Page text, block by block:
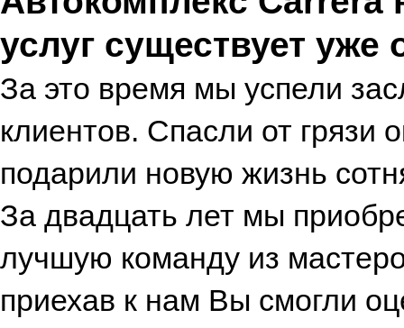
услуг существует уже
За это время мы успели
клиентов. Спасли от
подарили новую жизнь
За двадцать лет мы
лучшую команду из
приехав к нам Вы смогли